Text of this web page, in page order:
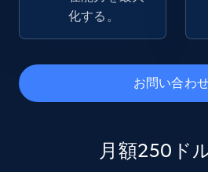
Rating, Reviews count,
2.4K+ 199+
Google Shopping - collects
web using keywords
化する。
お問い合わ
月額250ド